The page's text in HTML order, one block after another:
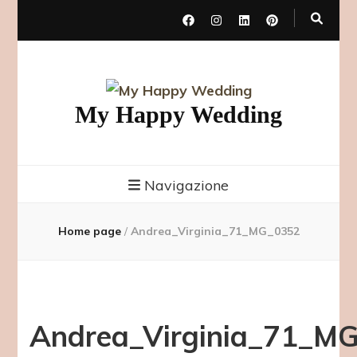
My Happy Wedding
Navigazione
Home page / Andrea_Virginia_71_MG_0352